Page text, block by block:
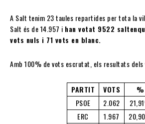
A Salt tenim 23 taules repartides per tota la
Salt és de 14.957 i han votat 9522
vots nuls i 71 vots en blanc.
Amb 100% de vots escrutat, els resultats dels
PARTIT VOTS
%
PSOE
2.062
ERC
1.967